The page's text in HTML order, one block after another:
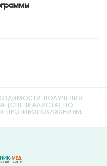
ПОЛУЧЕНИЯ
(СПЕЦИАЛИСТА) ПО
ПРОТИВОПОКАЗАНИЯМ.